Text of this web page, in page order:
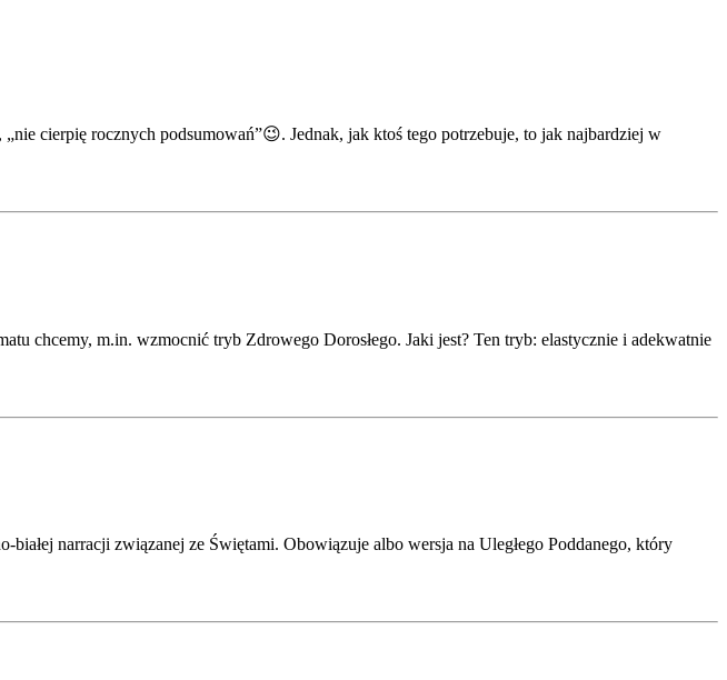
cierpię rocznych podsumowań”😉. Jednak, jak ktoś tego potrzebuje, to jak najbardziej w
chcemy, m.in. wzmocnić tryb Zdrowego Dorosłego. Jaki jest? Ten tryb: elastycznie i adekwatnie
narracji związanej ze Świętami. Obowiązuje albo wersja na Uległego Poddanego, który